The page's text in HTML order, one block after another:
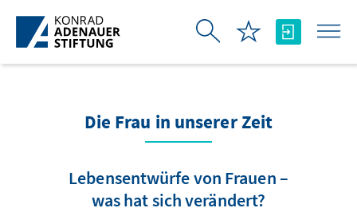
Skip to Main Content
Die Frau in unserer Zeit
Lebensentwürfe von Frauen –
was hat sich verändert?